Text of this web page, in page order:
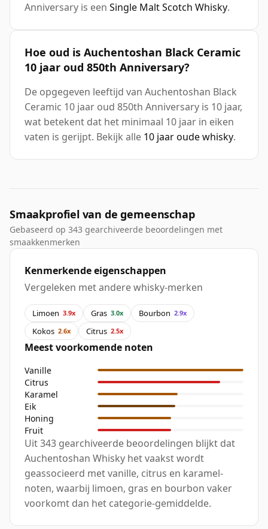
Anniversary is een Single Malt Scotch Whisky.
Hoe oud is Auchentoshan Black Ceramic
10 jaar oud 850th Anniversary?
De opgegeven leeftijd van Auchentoshan Black
Ceramic 10 jaar oud 850th Anniversary is 10 jaar,
wat betekent dat het minimaal 10 jaar in eiken
vaten is gerijpt. Bekijk alle 10 jaar oude whisky.
Smaakprofiel van de gemeenschap
Gebaseerd op 343 gearchiveerde beoordelingen met
smaakkenmerken
Kenmerkende eigenschappen
Vergeleken met andere whisky-merken
Limoen 3.9x Gras 3.0x Bourbon 2.9x
Kokos 2.6x Citrus 2.5x
Meest voorkomende noten
Vanille
Citrus
Karamel
Eik
Honing
Fruit
Uit 343 gearchiveerde beoordelingen blijkt dat
Auchentoshan Whisky het vaakst wordt
geassocieerd met vanille, citrus en karamel-
noten, waarbij limoen, gras en bourbon vaker
voorkomt dan het categorie-gemiddelde.